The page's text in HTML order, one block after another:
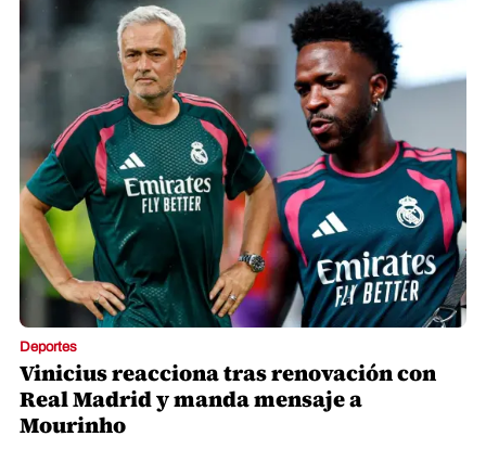
Deportes
Vinicius reacciona tras renovación con
Real Madrid y manda mensaje a
Mourinho